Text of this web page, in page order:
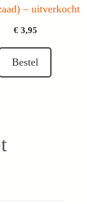
– uitverkocht
€3,95
Bestel